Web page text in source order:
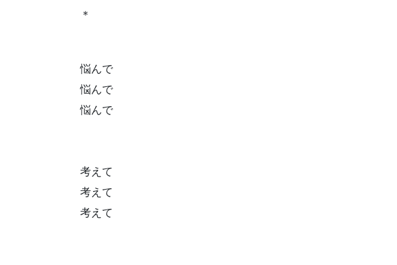
＊
悩んで
悩んで
悩んで
考えて
考えて
考えて